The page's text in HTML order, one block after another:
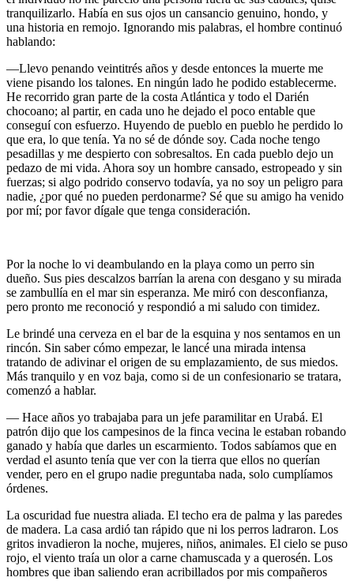
tranquilizarlo. Había en sus ojos un cansancio genuino, hondo, y
una historia en remojo. Ignorando mis palabras, el hombre continuó
hablando:
—Llevo penando veintitrés años y desde entonces la muerte me
viene pisando los talones. En ningún lado he podido establecerme.
He recorrido gran parte de la costa Atlántica y todo el Darién
chocoano; al partir, en cada uno he dejado el poco entable que
conseguí con esfuerzo. Huyendo de pueblo en pueblo he perdido lo
que era, lo que tenía. Ya no sé de dónde soy. Cada noche tengo
pesadillas y me despierto con sobresaltos. En cada pueblo dejo un
pedazo de mi vida. Ahora soy un hombre cansado, estropeado y sin
fuerzas; si algo podrido conservo todavía, ya no soy un peligro para
nadie, ¿por qué no pueden perdonarme? Sé que su amigo ha venido
por mí; por favor dígale que tenga consideración.
Por la noche lo vi deambulando en la playa como un perro sin
dueño. Sus pies descalzos barrían la arena con desgano y su mirada
se zambullía en el mar sin esperanza. Me miró con desconfianza,
pero pronto me reconoció y respondió a mi saludo con timidez.
Le brindé una cerveza en el bar de la esquina y nos sentamos en un
rincón. Sin saber cómo empezar, le lancé una mirada intensa
tratando de adivinar el origen de su emplazamiento, de sus miedos.
Más tranquilo y en voz baja, como si de un confesionario se tratara,
comenzó a hablar.
— Hace años yo trabajaba para un jefe paramilitar en Urabá. El
patrón dijo que los campesinos de la finca vecina le estaban robando
ganado y había que darles un escarmiento. Todos sabíamos que en
verdad el asunto tenía que ver con la tierra que ellos no querían
vender, pero en el grupo nadie preguntaba nada, solo cumplíamos
órdenes.
La oscuridad fue nuestra aliada. El techo era de palma y las paredes
de madera. La casa ardió tan rápido que ni los perros ladraron. Los
gritos invadieron la noche, mujeres, niños, animales. El cielo se puso
rojo, el viento traía un olor a carne chamuscada y a querosén. Los
hombres que iban saliendo eran acribillados por mis compañeros